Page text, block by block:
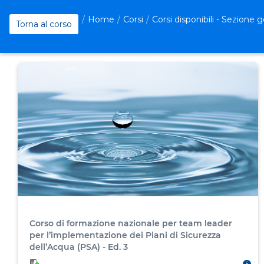
contenuto
Torna al corso Home Corsi Corsi disponibili - Sezione
Corso di formazione nazionale per team leader
per l’implementazione dei Piani di Sicurezza
dell’Acqua (PSA) - Ed. 3